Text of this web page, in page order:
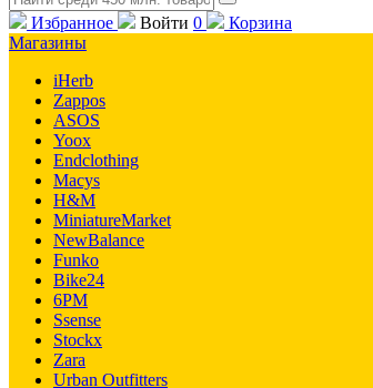
Избранное Войти 0
Корзина
Магазины
iHerb
Zappos
ASOS
Yoox
Endclothing
Macys
H&M
MiniatureMarket
NewBalance
Funko
Bike24
6PM
Ssense
Stockx
Zara
Urban Outfitters